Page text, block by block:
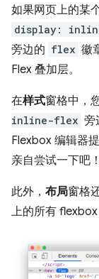
如果网页上的某
display:
旁边的 flex 徽
Flex 叠加层。
在样式窗格中，
inline-flex 旁
Flexbox 编辑器
亲自尝试一下吧！
此外， 布局窗格
上的所有 flexbox